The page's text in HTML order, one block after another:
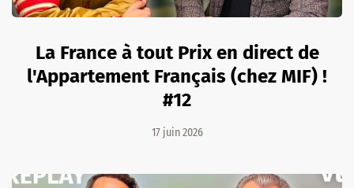
La France à tout Prix en direct de
l'Appartement Français (chez MIF) !
#12
17 juin 2026